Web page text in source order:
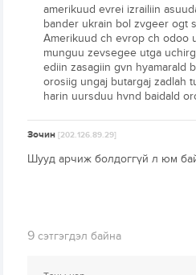
amerikuud evrei izrailiin
bander ukrain bol zvgeer ogt
Amerikuud ch evrop ch odoo
munguu zevsegee utga
ediin zasagiin gvn hyamarald
orosiig ungaj butargaj zadlah
harin uursduu hvnd baidald
Зочин[202.126.89.29]
Шууд арчиж болдоггүй л юм
9 сэтгэгдэл байна